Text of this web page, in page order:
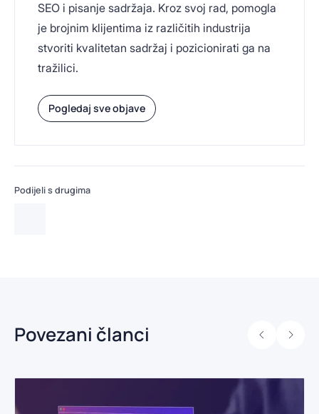
SEO i pisanje sadržaja. Kroz svoj rad, pomogla
je brojnim klijentima iz različitih industrija
stvoriti kvalitetan sadržaj i pozicionirati ga na
tražilici.
Pogledaj sve objave
Podijeli s drugima
Povezani članci